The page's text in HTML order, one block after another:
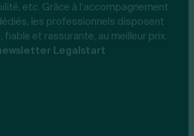
etc. Grâce à l’accompagnement
les professionnels disposent
fiable et rassurante, au meilleur prix.
Legalstart